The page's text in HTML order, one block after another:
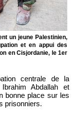
un jeune Palestinien,
et en appui des
en Cisjordanie, le 1er
centrale de la
Abdallah et
bonne place sur les
prisonniers.